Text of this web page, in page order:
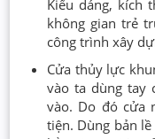
Kiểu dáng, kích
không gian trẻ
công trình xây
Cửa thủy lực
vào ta dùng tay
vào. Do đó cửa
tiện. Dùng bản